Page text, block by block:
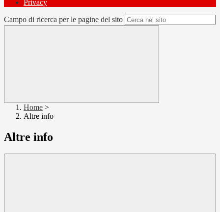
Privacy
Campo di ricerca per le pagine del sito
Home >
Altre info
Altre info